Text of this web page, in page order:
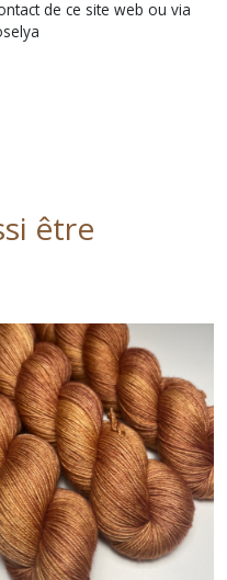
de ce site web ou via
être